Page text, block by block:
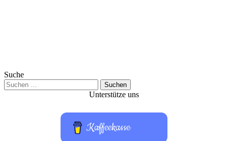
Suche
Suchen
nach:
Unterstütze uns
Kaffeekasse